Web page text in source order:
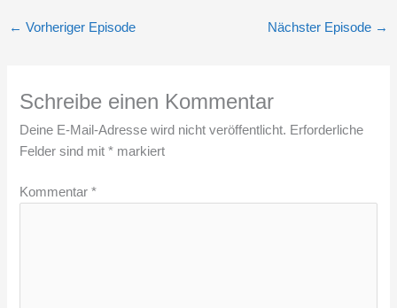
← Vorheriger Episode Nächster Episode →
Schreibe einen Kommentar
Deine E-Mail-Adresse wird nicht veröffentlicht. Erforderliche
Felder sind mit* markiert
Kommentar*